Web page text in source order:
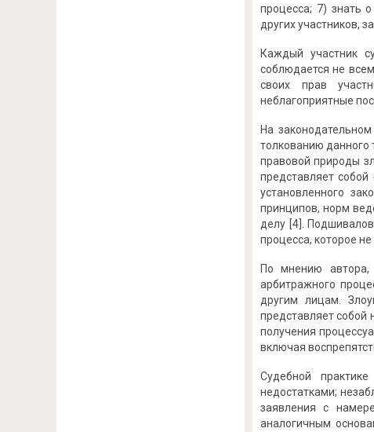
процесса; 7) знать
других участников,
Каждый участник
соблюдается не
своих прав
неблагоприятные
На
толкованию данного
правовой природы
представляет
установленного
принципов, норм
делу [4].
процесса, которое
По мнению автора,
арбитражного
другим лицам.
представляет собой
получения
включая
Судебной
недостатками;
заявления с
аналогичным